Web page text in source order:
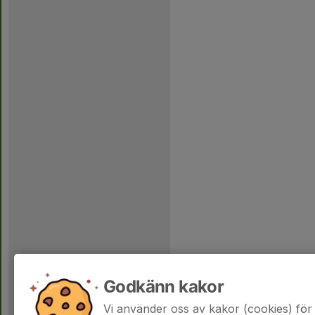
Godkänn kakor
Vi använder oss av kakor (cookies)